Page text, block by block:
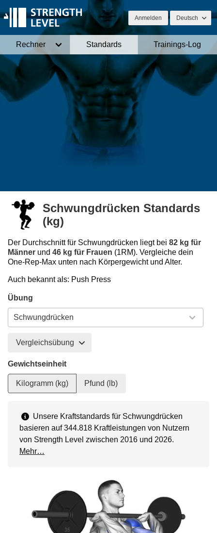
Anmelden Deutsch
Rechner Standards Trainings-Log
Schwungdrücken Standards
(kg)
Der Durchschnitt für Schwungdrücken liegt bei 82 kg für
Männer und 46 kg für Frauen (1RM). Vergleiche dein
One-Rep-Max unten nach Körpergewicht und Alter.
Auch bekannt als: Push Press
Übung
Vergleichsübung
Gewichtseinheit
Kilogramm (kg) Pfund (lb)
Unsere Kraftstandards für Schwungdrücken
basieren auf 344.818 Kraftleistungen von Nutzern
von Strength Level zwischen 2016 und 2026.
Mehr…